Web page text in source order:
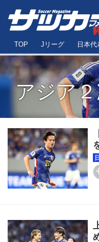
TOP Jリーグ 日本代
アジア